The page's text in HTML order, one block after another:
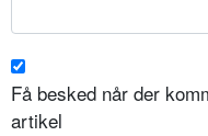
Få besked når der
artikel